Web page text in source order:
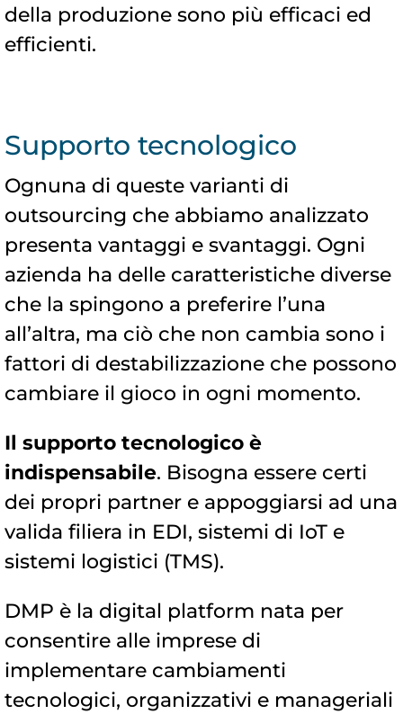
della produzione sono più efficaci ed
efficienti.
Supporto tecnologico
Ognuna di queste varianti di
outsourcing che abbiamo analizzato
presenta vantaggi e svantaggi. Ogni
azienda ha delle caratteristiche diverse
che la spingono a preferire l’una
all’altra, ma ciò che non cambia sono i
fattori di destabilizzazione che possono
cambiare il gioco in ogni momento.
Il supporto tecnologico è
indispensabile. Bisogna essere certi
dei propri partner e appoggiarsi ad una
valida filiera in EDI, sistemi di IoT e
sistemi logistici (TMS).
DMP è la digital platform nata per
consentire alle imprese di
implementare cambiamenti
tecnologici, organizzativi e manageriali